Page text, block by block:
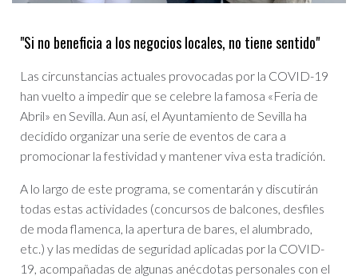
"Si no beneficia a los negocios locales, no tiene sentido"
Las circunstancias actuales provocadas por la COVID-19
han vuelto a impedir que se celebre la famosa «Feria de
Abril» en Sevilla. Aun así, el Ayuntamiento de Sevilla ha
decidido organizar una serie de eventos de cara a
promocionar la festividad y mantener viva esta tradición.
A lo largo de este programa, se comentarán y discutirán
todas estas actividades (concursos de balcones, desfiles
de moda flamenca, la apertura de bares, el alumbrado,
etc.) y las medidas de seguridad aplicadas por la COVID-
19, acompañadas de algunas anécdotas personales con el